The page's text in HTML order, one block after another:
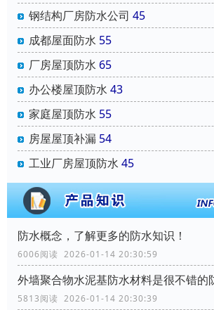
钢结构厂房防水公司 45
成都屋面防水 55
厂房屋顶防水 65
办公楼屋顶防水 43
家庭屋顶防水 55
房屋屋顶补漏 54
工业厂房屋顶防水 45
防水概念，了解更多的防水知识！
6006阅读 2026-01-14 20:30:59
外墙聚合物水泥基防水材料是很不错的
5813阅读 2026-01-14 20:30:39